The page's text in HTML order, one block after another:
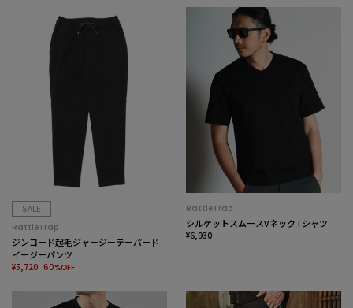
SALE
RattleTrap
ジンコード起毛ジャージーテーパード
イージーパンツ
¥5,720 60%OFF
RattleTrap
シルケットスムースVネックTシャツ
¥6,930